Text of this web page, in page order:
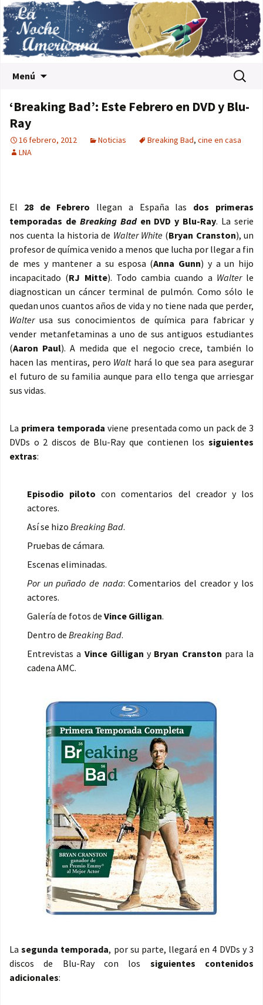
Menú Buscar:
‘Breaking Bad’: Este Febrero en DVD y Blu-
Ray
16 febrero, 2012 Noticias Breaking Bad, cine en casa
LNA
El 28 de Febrero llegan a España las dos primeras
temporadas de Breaking Baden DVD y Blu-Ray. La serie
nos cuenta la historia de Walter White (Bryan Cranston), un
profesor de química venido a menos que lucha por llegar a fin
de mes y mantener a su esposa (Anna Gunn) y a un hijo
incapacitado (RJ Mitte). Todo cambia cuando a Walter le
diagnostican un cáncer terminal de pulmón. Como sólo le
quedan unos cuantos años de vida y no tiene nada que perder,
Walterusa sus conocimientos de química para fabricar y
vender metanfetaminas a uno de sus antiguos estudiantes
(Aaron Paul). A medida que el negocio crece, también lo
hacen las mentiras, pero Walt hará lo que sea para asegurar
el futuro de su familia aunque para ello tenga que arriesgar
sus vidas.
La primera temporada viene presentada como un pack de 3
DVDs o 2 discos de Blu-Ray que contienen los siguientes
extras:
Episodio piloto con comentarios del creador y los
actores.
Así se hizo Breaking Bad.
Pruebas de cámara.
Escenas eliminadas.
Por un puñado de nada: Comentarios del creador y los
actores.
Galería de fotos de Vince Gilligan.
Dentro de Breaking Bad.
Entrevistas a Vince Gilligan y Bryan Cranston para la
cadena AMC.
Lasegunda temporada, por su parte, llegará en 4 DVDs y 3
discos de Blu-Ray con los siguientes contenidos
adicionales: